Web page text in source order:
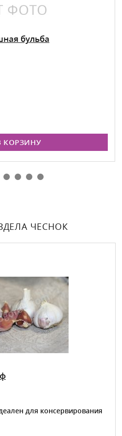
бульба
КОРЗИНУ
ЧЕСНОК
для консервирования